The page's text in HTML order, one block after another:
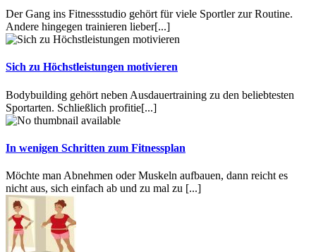
Der Gang ins Fitnessstudio gehört für viele Sportler zur Routine.
Andere hingegen trainieren lieber[...]
Sich zu Höchstleistungen motivieren
Bodybuilding gehört neben Ausdauertraining zu den beliebtesten
Sportarten. Schließlich profitie[...]
In wenigen Schritten zum Fitnessplan
Möchte man Abnehmen oder Muskeln aufbauen, dann reicht es
nicht aus, sich einfach ab und zu mal zu [...]